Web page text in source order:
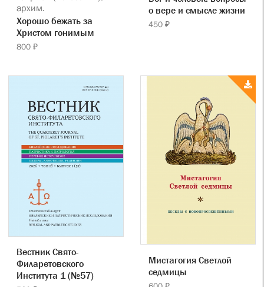
архим.
Хорошо бежать за
Христом гонимым
800 ₽
о вере и смысле жизни
450 ₽
Вестник Свято-
Филаретовского
Института 1 (№57)
Мистагогия Светлой
седмицы